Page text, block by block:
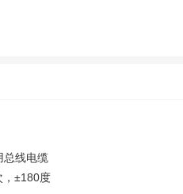
线电缆
，±180度